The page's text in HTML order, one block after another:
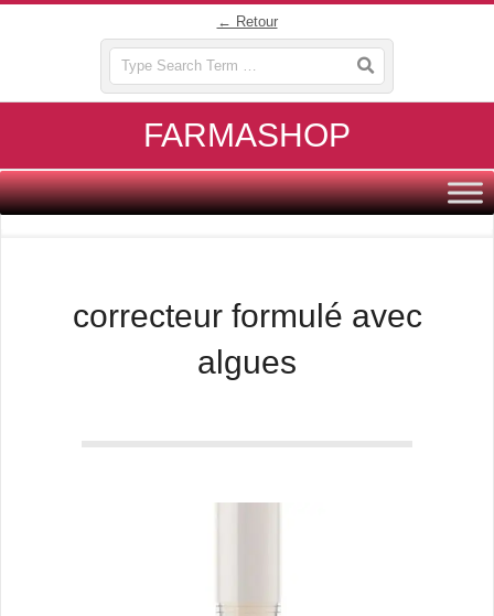
← Retour
FARMASHOP
Primary
Navigation
correcteur formulé avec
algues